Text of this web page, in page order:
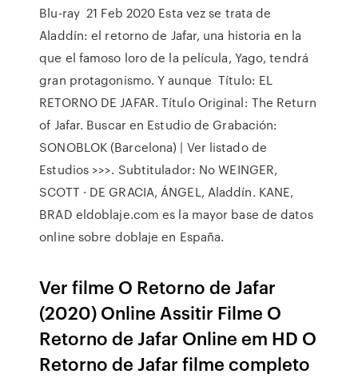
Blu-ray 21 Feb 2020 Esta vez se trata de
Aladdín: el retorno de Jafar, una historia en la
que el famoso loro de la película, Yago, tendrá
gran protagonismo. Y aunque Título: EL
RETORNO DE JAFAR. Título Original: The Return
of Jafar. Buscar en Estudio de Grabación:
SONOBLOK (Barcelona) | Ver listado de
Estudios >>>. Subtitulador: No WEINGER,
SCOTT · DE GRACIA, ÁNGEL, Aladdín. KANE,
BRAD eldoblaje.com es la mayor base de datos
online sobre doblaje en España.
Ver filme O Retorno de Jafar
(2020) Online Assitir Filme O
Retorno de Jafar Online em HD O
Retorno de Jafar filme completo